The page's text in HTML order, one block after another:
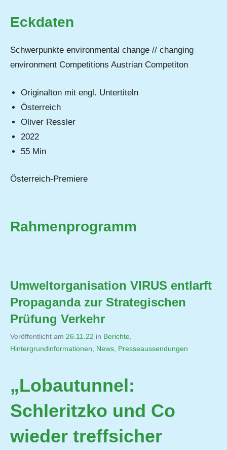
Eckdaten
Schwerpunkte environmental change // changing
environment Competitions Austrian Competiton
Originalton mit engl. Untertiteln
Österreich
Oliver Ressler
2022
55 Min
Österreich-Premiere
Rahmenprogramm
Umweltorganisation VIRUS entlarft
Propaganda zur Strategischen
Prüfung Verkehr
Veröffentlicht am 26.11.22 von
Jutta
in Berichte
Hintergrundinformationen
News Presseaussendungen
„Lobautunnel:
Schleritzko und Co
wieder treffsicher